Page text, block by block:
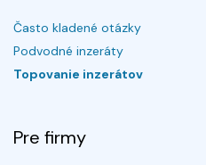
Často kladené otázky
Podvodné inzeráty
Topovanie inzerátov
Pre firmy